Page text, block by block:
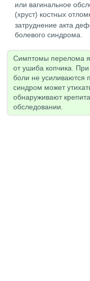
или вагинальное
(хруст) костных
затруднение акта
болевого синдрома.
Симптомы перелома
от ушиба копчика.
боли не усиливаются
синдром может
обнаруживают
обследовании.